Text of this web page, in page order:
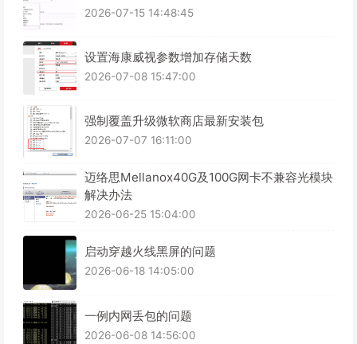
2026-07-15 14:48:45
设置海康威视参数增加存储天数
2026-07-08 15:47:00
强制覆盖升级微软商店最新安装包
2026-07-07 16:11:00
迈络思Mellanox40G及100G网卡不兼容光模块
解决办法
2026-06-25 15:04:00
启动穿越火线黑屏的问题
2026-06-18 14:05:00
一例内网丢包的问题
2026-06-08 14:56:00